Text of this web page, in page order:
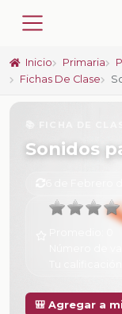
Inicio Primaria
Fichas De Clase
Sonidos
Número de
🎒 Agregar a